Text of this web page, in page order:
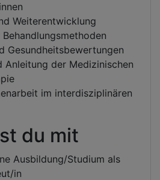
Weiterentwicklung
Gesundheitsbewertungen
Anleitung der Medizinischen
im interdisziplinären
du mit
Ausbildung/Studium als
in